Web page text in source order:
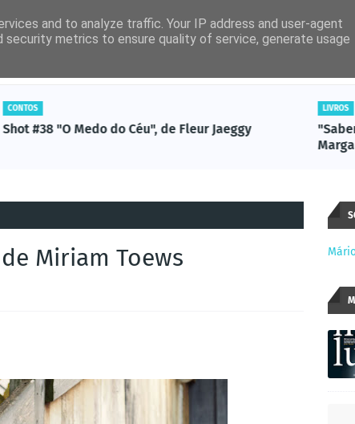
#38 "O Medo do Céu", de Fleur Jaeggy
"Saber
Margarida
Miriam Toews
and to analyze traffic. Your IP address and user-agent
security metrics to ensure quality of service, generate usage